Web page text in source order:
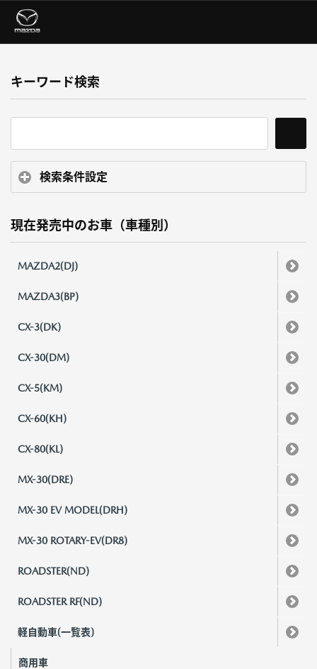
キーワード検索
検索条件設定
現在発売中のお車（車種別）
MAZDA2(DJ)
MAZDA3(BP)
CX-3(DK)
CX-30(DM)
CX-5(KM)
CX-60(KH)
CX-80(KL)
MX-30(DRE)
MX-30 EV MODEL(DRH)
MX-30 ROTARY-EV(DR8)
ROADSTER(ND)
ROADSTER RF(ND)
軽自動車(一覧表)
商用車